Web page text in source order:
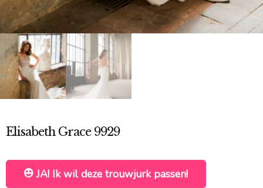
Elisabeth Grace 9929
JA! Ik wil deze trouwjurk passen!